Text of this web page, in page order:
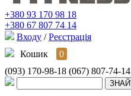
+380 93 170 98 18
+380 67 807 74 14
Входу / Реєстрація
Кошик
0
(093) 170-98-18 (067) 807-74-14